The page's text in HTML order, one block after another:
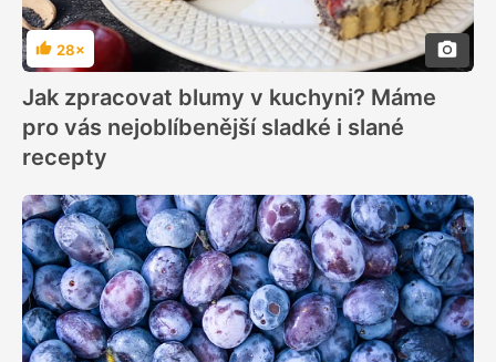
Hodnocení
28×
Jak zpracovat blumy v kuchyni? Máme
pro vás nejoblíbenější sladké i slané
recepty